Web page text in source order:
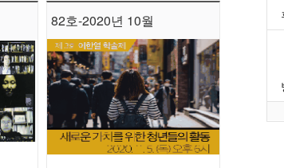
82호-2020년 10월